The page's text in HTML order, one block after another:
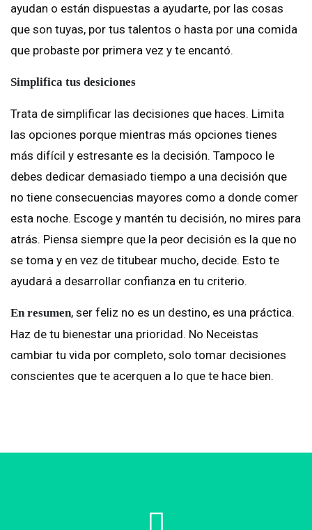
ayudan o están dispuestas a ayudarte, por las cosas
que son tuyas, por tus talentos o hasta por una comida
que probaste por primera vez y te encantó.
Simplifica tus desiciones
Trata de simplificar las decisiones que haces. Limita
las opciones porque mientras más opciones tienes
más difícil y estresante es la decisión. Tampoco le
debes dedicar demasiado tiempo a una decisión que
no tiene consecuencias mayores como a donde comer
esta noche. Escoge y mantén tu decisión, no mires para
atrás. Piensa siempre que la peor decisión es la que no
se toma y en vez de titubear mucho, decide. Esto te
ayudará a desarrollar confianza en tu criterio.
En resumen, ser feliz no es un destino, es una práctica.
Haz de tu bienestar una prioridad. No Neceistas
cambiar tu vida por completo, solo tomar decisiones
conscientes que te acerquen a lo que te hace bien.